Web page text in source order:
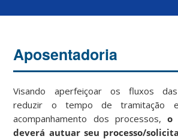
Aposentadoria
Visando aperfeiçoar os fluxos
reduzir o tempo de tramitação
acompanhamento dos processos,o
deverá autuar seu processo/